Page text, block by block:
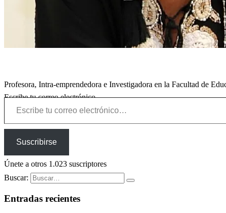
Profesora, Intra-emprendedora e Investigadora en la Facultad de
Escribe tu correo electrónico…
Suscribirse
Únete a otros 1.023 suscriptores
Buscar:
Entradas recientes